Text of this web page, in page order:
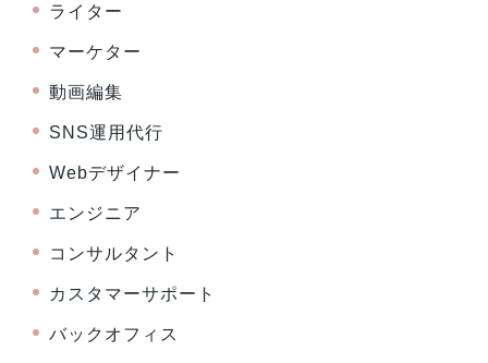
ライター
マーケター
動画編集
SNS運用代行
Webデザイナー
エンジニア
コンサルタント
カスタマーサポート
バックオフィス